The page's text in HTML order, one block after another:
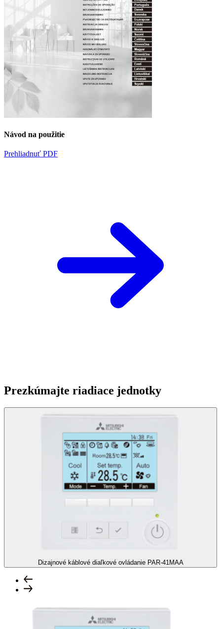
Návod na použitie
Prehliadnuť PDF
Prezkúmajte riadiace jednotky
Dizajnové káblové diaľkové ovládanie PAR-41MAA